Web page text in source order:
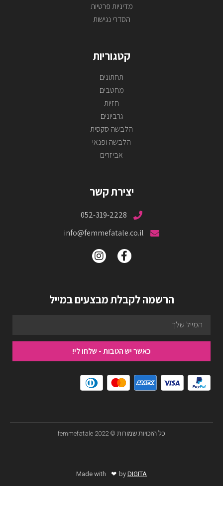
מדיניות פרטיות
הסדרי נגישות
קטגוריות
תחתונים
מחטבים
חזיות
גרביונים
הלבשה סקסית
הלבשה ופנאי
אביזרים
יצירת קשר
052-319-2228
info@femmefatale.co.il
הרשמה לקבלת מבצעים במייל
כאשר יש הטבות - שלחו לי!
כל הזכויות שמורות © femmefatale 2022
Made with ❤ by DIGITA